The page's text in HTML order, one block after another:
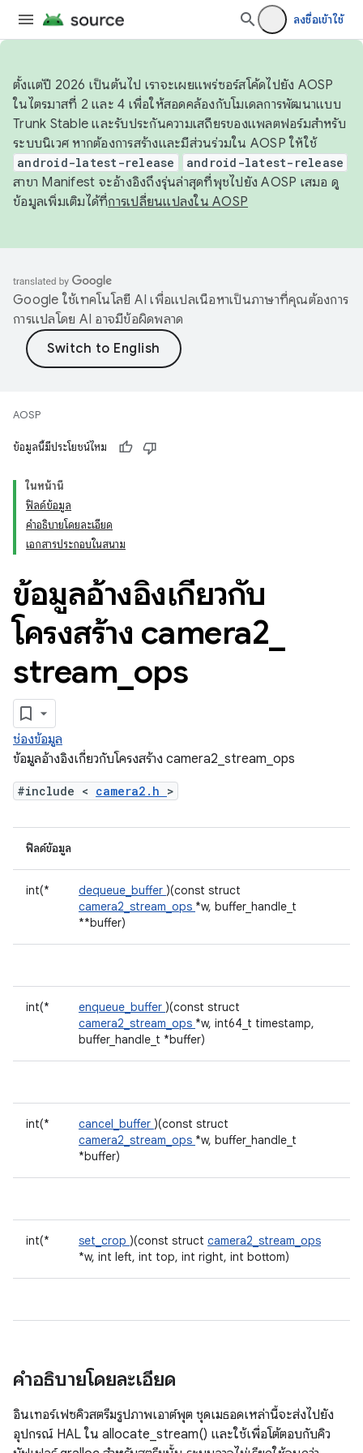
ลงชื่อเข้าใช้
ตั้งแต่ปี 2026 เป็นต้นไป เราจะเผยแพร่ซอร์สโค้ดไปยัง AOSP
ในไตรมาสที่ 2 และ 4 เพื่อให้สอดคล้องกับโมเดลการพัฒนาแบบ
Trunk Stable และรับประกันความเสถียรของแพลตฟอร์มสำหรับ
ระบบนิเวศ หากต้องการสร้างและมีส่วนร่วมใน AOSP ให้ใช้
android-latest-release android-latest-release
สาขา Manifest จะอ้างอิงถึงรุ่นล่าสุดที่พุชไปยัง AOSP เสมอ ดู
ข้อมูลเพิ่มเติมได้ที่การเปลี่ยนแปลงใน AOSP
Google ใช้เทคโนโลยี AI เพื่อแปลเนื้อหาเป็นภาษาที่คุณต้องการ
การแปลโดย AI อาจมีข้อผิดพลาด
AOSP
ข้อมูลนี้มีประโยชน์ไหม
ในหน้านี้
ฟิลด์ข้อมูล
คำอธิบายโดยละเอียด
เอกสารประกอบในสนาม
ข้อมูลอ้างอิงเกี่ยวกับ
โครงสร้าง camera2
stream ops
ช่องข้อมูล
ข้อมูลอ้างอิงเกี่ยวกับโครงสร้าง camera2_stream_ops
#include < camera2.h >
ฟิลด์ข้อมูล
int(* dequeue_buffer )(const struct
camera2_stream_ops *w, buffer_handle_t
**buffer)
int(* enqueue_buffer )(const struct
camera2_stream_ops *w, int64_t timestamp,
buffer_handle_t *buffer)
int(* cancel_buffer )(const struct
camera2_stream_ops *w, buffer_handle_t
*buffer)
int(* set_crop )(const struct camera2_stream_ops
*w, int left, int top, int right, int bottom)
คำอธิบายโดยละเอียด
อินเทอร์เฟซคิวสตรีมรูปภาพเอาต์พุต ชุดเมธอดเหล่านี้จะส่งไปยัง
อุปกรณ์ HAL ใน allocate_stream() และใช้เพื่อโต้ตอบกับคิว